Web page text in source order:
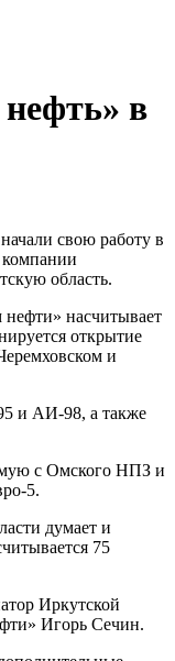
в
свою работу в
компании
область.
насчитывает
открытие
и
и АИ-98, а также
с Омского НПЗ и
5.
думает и
75
Иркутской
Игорь Сечин.